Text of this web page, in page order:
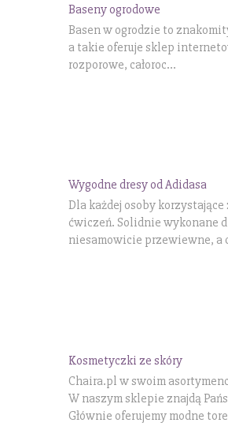
Baseny ogrodowe
Basen w ogrodzie to
a takie oferuje sklep
rozporowe, całoroc...
Wygodne dresy od Adidasa
Dla każdej osoby
ćwiczeń. Solidnie wykonane
niesamowicie przewiewne, a
Kosmetyczki ze skóry
Chaira.pl w swoim
W naszym sklepie znajdą
Głównie oferujemy modne